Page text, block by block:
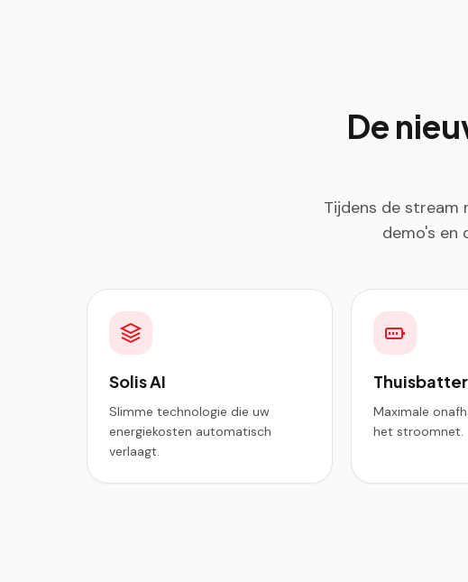
De
Tijdens de stream
demo's en
Solis AI
Slimme technologie die uw
energiekosten automatisch
verlaagt.
Maximale
het stroomnet.